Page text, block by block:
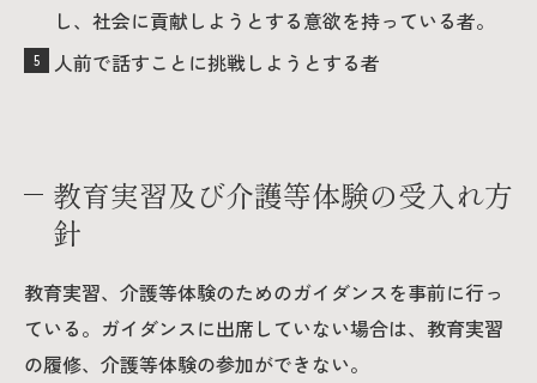
し、社会に貢献しようとする意欲を持っている者。
人前で話すことに挑戦しようとする者
教育実習及び介護等体験の受入れ方
針
教育実習、介護等体験のためのガイダンスを事前に行っ
ている。ガイダンスに出席していない場合は、教育実習
の履修、介護等体験の参加ができない。